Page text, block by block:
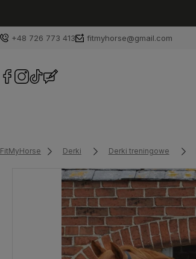
+48 726 773 413 fitmyhorse@gmail.com
FitMyHorse Derki Derki treningowe